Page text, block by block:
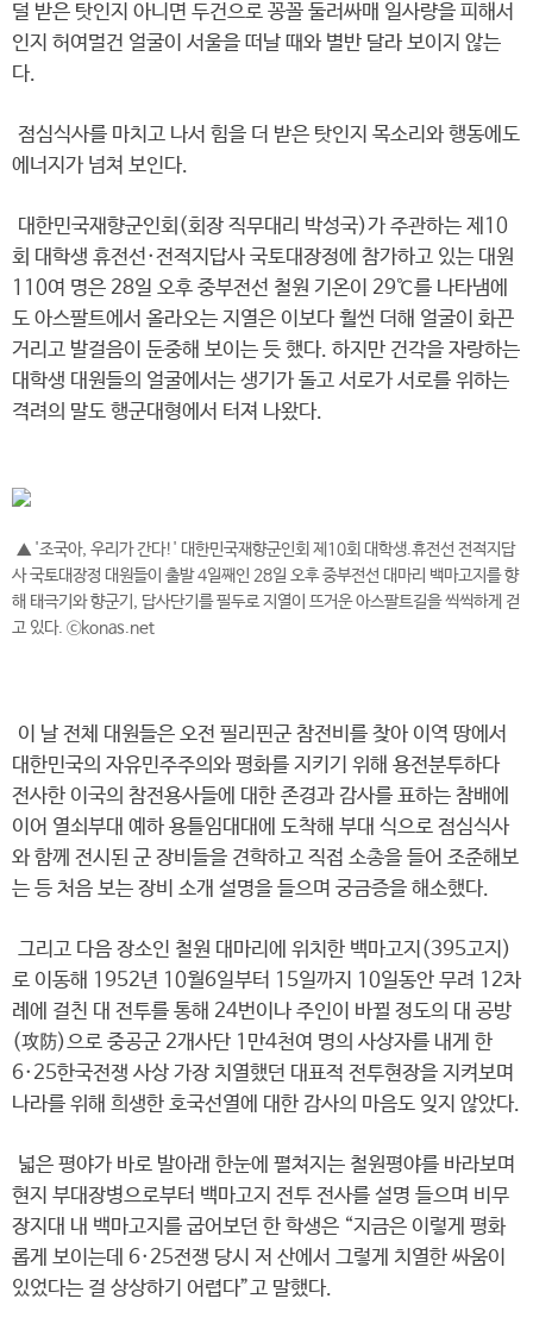
덜 받은 탓인지 아니면 두건으로 꽁꼴 둘러싸매 일사량을 피해서
인지 허여멀건 얼굴이 서울을 떠날 때와 별반 달라 보이지 않는
다.
점심식사를 마치고 나서 힘을 더 받은 탓인지 목소리와 행동에도
에너지가 넘쳐 보인다.
대한민국재향군인회(회장 직무대리 박성국)가 주관하는 제10
회 대학생 휴전선·전적지답사 국토대장정에 참가하고 있는 대원
110여 명은 28일 오후 중부전선 철원 기온이 29℃를 나타냄에
도 아스팔트에서 올라오는 지열은 이보다 훨씬 더해 얼굴이 화끈
거리고 발걸음이 둔중해 보이는 듯 했다. 하지만 건각을 자랑하는
대학생 대원들의 얼굴에서는 생기가 돌고 서로가 서로를 위하는
격려의 말도 행군대형에서 터져 나왔다.
▲ '조국아, 우리가 간다!' 대한민국재향군인회 제10회 대학생.휴전선 전적지답
사 국토대장정 대원들이 출발 4일째인 28일 오후 중부전선 대마리 백마고지를 향
해 태극기와 향군기, 답사단기를 필두로 지열이 뜨거운 아스팔트길을 씩씩하게 걷
고 있다. ⓒkonas.net
이 날 전체 대원들은 오전 필리핀군 참전비를 찾아 이역 땅에서
대한민국의 자유민주주의와 평화를 지키기 위해 용전분투하다
전사한 이국의 참전용사들에 대한 존경과 감사를 표하는 참배에
이어 열쇠부대 예하 용틀임대대에 도착해 부대 식으로 점심식사
와 함께 전시된 군 장비들을 견학하고 직접 소총을 들어 조준해보
는 등 처음 보는 장비 소개 설명을 들으며 궁금증을 해소했다.
그리고 다음 장소인 철원 대마리에 위치한 백마고지(395고지)
로 이동해 1952년 10월6일부터 15일까지 10일동안 무려 12차
례에 걸친 대 전투를 통해 24번이나 주인이 바뀔 정도의 대 공방
(攻防)으로 중공군 2개사단 1만4천여 명의 사상자를 내게 한
6·25한국전쟁 사상 가장 치열했던 대표적 전투현장을 지켜보며
나라를 위해 희생한 호국선열에 대한 감사의 마음도 잊지 않았다.
넓은 평야가 바로 발아래 한눈에 펼쳐지는 철원평야를 바라보며
현지 부대장병으로부터 백마고지 전투 전사를 설명 들으며 비무
장지대 내 백마고지를 굽어보던 한 학생은 “지금은 이렇게 평화
롭게 보이는데 6·25전쟁 당시 저 산에서 그렇게 치열한 싸움이
있었다는 걸 상상하기 어렵다”고 말했다.